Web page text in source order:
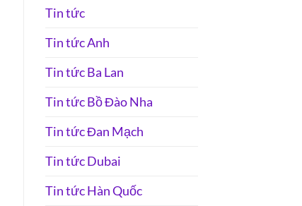
Tin tức
Tin tức Anh
Tin tức Ba Lan
Tin tức Bồ Đào Nha
Tin tức Đan Mạch
Tin tức Dubai
Tin tức Hàn Quốc